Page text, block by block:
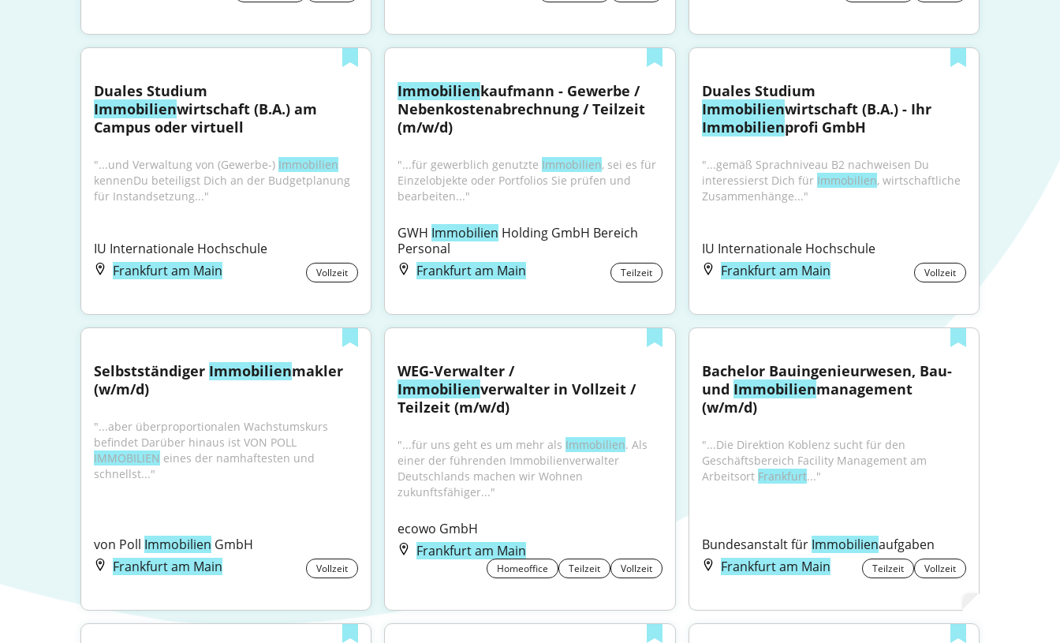
Immobilienwirtschaft (B.A.) am
Campus oder virtuell
"...und Verwaltung von (Gewerbe-) Immobilien
kennenDu beteiligst Dich an der Budgetplanung
für Instandsetzung..."
IU Internationale Hochschule
Frankfurt am Main
Vollzeit
Immobilienkaufmann - Gewerbe /
Nebenkostenabrechnung / Teilzeit
(m/w/d)
"...für gewerblich genutzte Immobilien, sei es für
Einzelobjekte oder Portfolios Sie prüfen und
bearbeiten..."
GWH Immobilien Holding GmbH Bereich
Personal
Frankfurt am Main
Teilzeit
Immobilien
wirtschaft (B.A.) - Ihr
Immobilienprofi GmbH
"...gemäß Sprachniveau B2 nachweisen Du
interessierst Dich für Immobilien, wirtschaftliche
Zusammenhänge..."
IU Internationale Hochschule
Frankfurt am Main
Vollzeit
Selbstständiger Immobilienmakler
(w/m/d)
"...aber überproportionalen Wachstumskurs
IMMOBILIEN eines der namhaftesten und
schnellst..."
von Poll Immobilien GmbH
Frankfurt am Main
Vollzeit
WEG-Verwalter /
Immobilienverwalter in Vollzeit /
Teilzeit (m/w/d)
"...für uns geht es um mehr als Immobilien. Als
einer der führenden Immobilienverwalter
Deutschlands machen wir Wohnen
zukunftsfähiger..."
ecowo GmbH
Frankfurt am Main
Homeoffice Teilzeit Vollzeit
Bachelor Bauingenieurwesen, Bau-
und Immobilienmanagement
(w/m/d)
"...Die Direktion Koblenz sucht für den
Geschäftsbereich Facility Management am
Arbeitsort Frankfurt..."
Bundesanstalt für Immobilienaufgaben
Frankfurt am Main
Teilzeit Vollzeit